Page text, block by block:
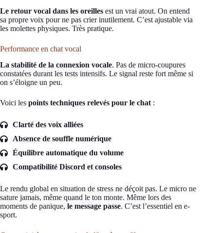
Le retour vocal dans les oreilles est un vrai atout. On entend
sa propre voix pour ne pas crier inutilement. C’est ajustable via
les molettes physiques. Très pratique.
Performance en chat vocal
La stabilité de la connexion vocale. Pas de micro-coupures
constatées durant les tests intensifs. Le signal reste fort même si
on s’éloigne un peu.
Voici les points techniques relevés pour le chat :
Clarté des voix alliées
Absence de souffle numérique
Équilibre automatique du volume
Compatibilité Discord et consoles
Le rendu global en situation de stress ne déçoit pas. Le micro ne
sature jamais, même quand le ton monte. Même lors des
moments de panique, le message passe. C’est l’essentiel en e-
sport.